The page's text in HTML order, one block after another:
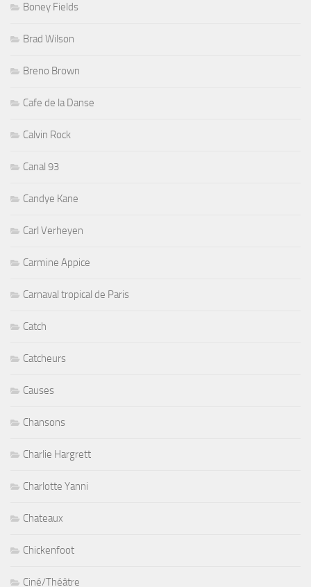
Boney Fields
Brad Wilson
Breno Brown
Cafe de la Danse
Calvin Rock
Canal 93
Candye Kane
Carl Verheyen
Carmine Appice
Carnaval tropical de Paris
Catch
Catcheurs
Causes
Chansons
Charlie Hargrett
Charlotte Yanni
Chateaux
Chickenfoot
Ciné/Théâtre